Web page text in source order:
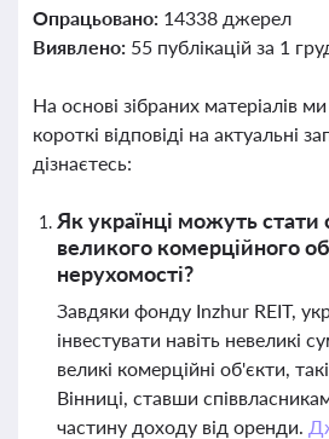
Опрацьовано: 14338 джерел
Виявлено: 55 публікацій за 1
На основі зібраних матеріалів
короткі відповіді на актуальні
дізнаєтесь:
Як українці можуть стати
великого комерційного
нерухомості?
Завдяки фонду Inzhur REIT,
інвестувати навіть невеликі
великі комерційні об'єкти,
Вінниці, ставши
частину доходу від оренди.